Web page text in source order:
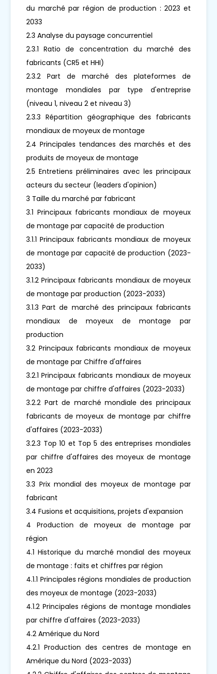
du marché par région de production : 2023 et
2033
2.3 Analyse du paysage concurrentiel
2.3.1 Ratio de concentration du marché des
fabricants (CR5 et HHI)
2.3.2 Part de marché des plateformes de
montage mondiales par type d'entreprise
(niveau 1, niveau 2 et niveau 3)
2.3.3 Répartition géographique des fabricants
mondiaux de moyeux de montage
2.4 Principales tendances des marchés et des
produits de moyeux de montage
2.5 Entretiens préliminaires avec les principaux
acteurs du secteur (leaders d'opinion)
3 Taille du marché par fabricant
3.1 Principaux fabricants mondiaux de moyeux
de montage par capacité de production
3.1.1 Principaux fabricants mondiaux de moyeux
de montage par capacité de production (2023-
2033)
3.1.2 Principaux fabricants mondiaux de moyeux
de montage par production (2023-2033)
3.1.3 Part de marché des principaux fabricants
mondiaux de moyeux de montage par
production
3.2 Principaux fabricants mondiaux de moyeux
de montage par Chiffre d'affaires
3.2.1 Principaux fabricants mondiaux de moyeux
de montage par chiffre d'affaires (2023-2033)
3.2.2 Part de marché mondiale des principaux
fabricants de moyeux de montage par chiffre
d'affaires (2023-2033)
3.2.3 Top 10 et Top 5 des entreprises mondiales
par chiffre d'affaires des moyeux de montage
en 2023
3.3 Prix mondial des moyeux de montage par
fabricant
3.4 Fusions et acquisitions, projets d'expansion
4 Production de moyeux de montage par
région
4.1 Historique du marché mondial des moyeux
de montage : faits et chiffres par région
4.1.1 Principales régions mondiales de production
des moyeux de montage (2023-2033)
4.1.2 Principales régions de montage mondiales
par chiffre d'affaires (2023-2033)
4.2 Amérique du Nord
4.2.1 Production des centres de montage en
Amérique du Nord (2023-2033)